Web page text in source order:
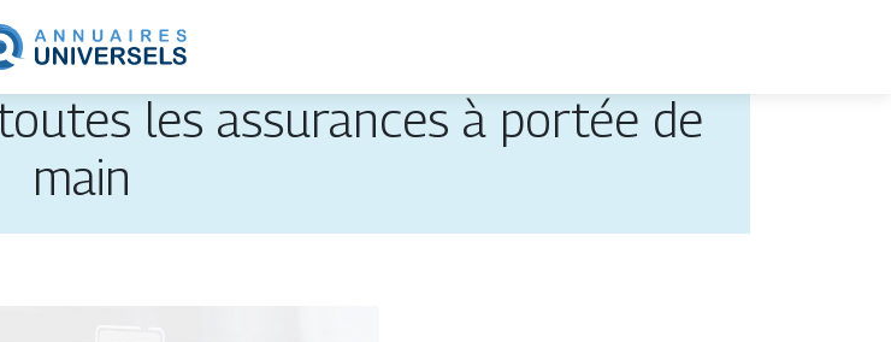
les assurances à portée de
main